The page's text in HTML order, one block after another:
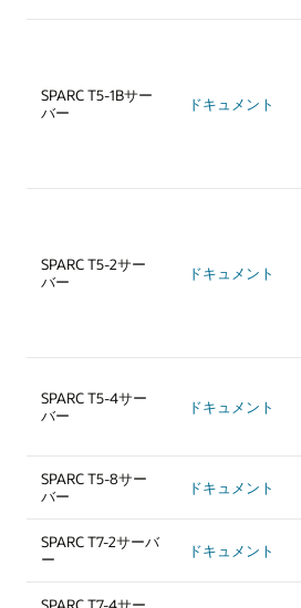
SPARC T5-1Bサー
バー
ドキュメント
SPARC T5-2サー
バー
ドキュメント
SPARC T5-4サー
バー
ドキュメント
SPARC T5-8サー
バー
ドキュメント
SPARC T7-2サーバ
ー
ドキュメント